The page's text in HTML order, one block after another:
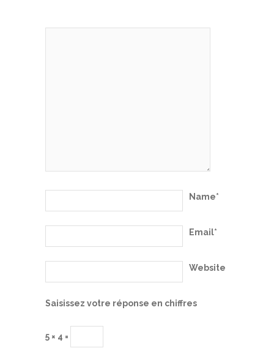
Name*
Email*
Website
Saisissez votre réponse en chiffres
5 × 4 =